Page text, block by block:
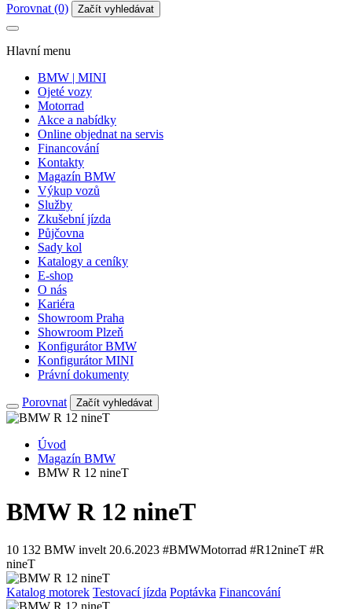
Porovnat (0) Začít vyhledávat
Hlavní menu
BMW | MINI
Ojeté vozy
Motorrad
Akce a nabídky
Online objednat na servis
Financování
Kontakty
Magazín BMW
Výkup vozů
Služby
Zkušební jízda
Půjčovna
Sady kol
Katalogy a ceníky
E-shop
O nás
Kariéra
Showroom Praha
Showroom Plzeň
Konfigurátor BMW
Konfigurátor MINI
Právní dokumenty
Porovnat Začít vyhledávat
Úvod
Magazín BMW
BMW R 12 nineT
BMW R 12 nineT
10 132 BMW invelt 20.6.2023 #BMWMotorrad #R12nineT #R
nineT
Katalog motorek Testovací jízda Poptávka Financování